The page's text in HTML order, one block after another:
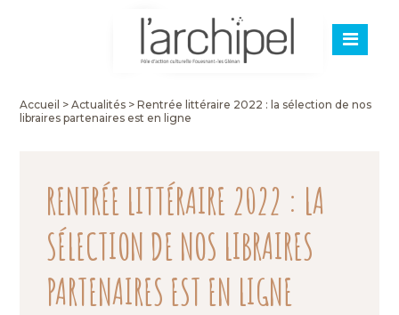
Accueil >Actualités >Rentrée littéraire 2022 : la sélection de nos
libraires partenaires est en ligne
RENTRÉE LITTÉRAIRE 2022 : LA
SÉLECTION DE NOS LIBRAIRES
PARTENAIRES EST EN LIGNE